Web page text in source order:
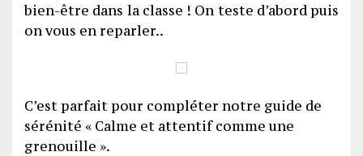
bien-être dans la classe ! On teste d’abord puis
on vous en reparler..
C’est parfait pour compléter notre guide de
sérénité « Calme et attentif comme une
grenouille ».